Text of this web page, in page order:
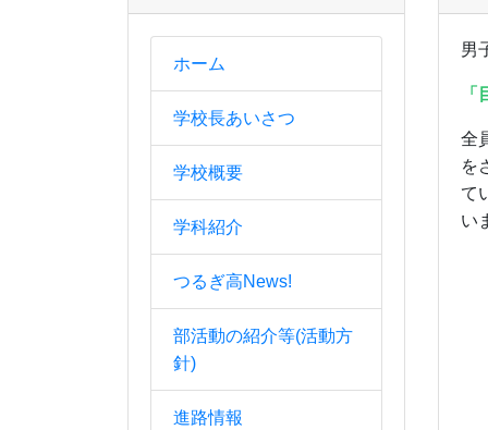
ホーム
学校長あいさつ
学校概要
学科紹介
つるぎ高News!
部活動の紹介等(活動方
針)
進路情報
男
全
を
て
い